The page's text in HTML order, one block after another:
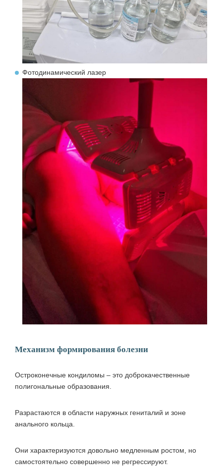
Фотодинамический лазер
Механизм формирования болезни
Остроконечные кондиломы – это доброкачественные
полигональные образования.
Разрастаются в области наружных гениталий и зоне
анального кольца.
Они характеризуются довольно медленным ростом, но
самостоятельно совершенно не регрессируют.